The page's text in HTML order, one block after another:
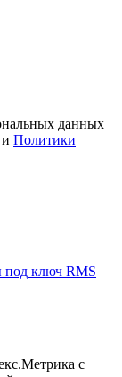
данных
и Политики
под ключ RMS
с